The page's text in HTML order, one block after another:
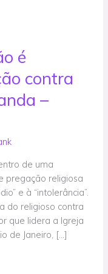
é
contra
–
de uma
pregação religiosa
e à “intolerância”.
do religioso contra
que lidera a Igreja
de Janeiro, […]